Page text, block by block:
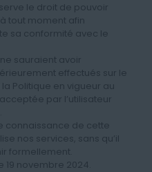
le droit de pouvoir
tout moment afin
sa conformité avec le
sauraient avoir
effectués sur le
Politique en vigueur au
par l’utilisateur
connaissance de cette
nos services, sans qu’il
formellement.
novembre 2024.